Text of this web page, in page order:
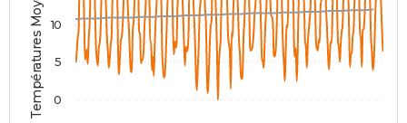
Destinations
City break
Voyage nature
Voyage de noces
Forum
Climat
PHOTO
GUIDES D'ACHAT
BONS PLANS
0
5
10